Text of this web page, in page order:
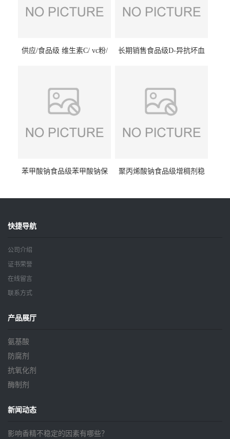
供应/食品级 维生素C/ vc粉/
长期销售食品级D-异抗坏血
苯甲酸钠食品级苯甲酸钠保
聚丙烯酸钠食品级增稠剂稳
快捷导航
公司介绍
证书荣誉
在线留言
联系方式
产品展厅
氨基酸
防腐剂
抗氧化剂
酶制剂
新闻动态
影响香精不稳定的因素有哪些？